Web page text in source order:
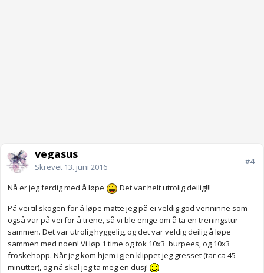
vegasus
Skrevet 13. juni 2016
#4
Nå er jeg ferdig med å løpe
Det var helt utrolig deilig!!!
På vei til skogen for å løpe møtte jeg på ei veldig god venninne som
også var på vei for å trene, så vi ble enige om å ta en treningstur
sammen. Det var utrolig hyggelig, og det var veldig deilig å løpe
sammen med noen! Vi løp 1 time og tok 10x3 burpees, og 10x3
froskehopp. Når jeg kom hjem igjen klippet jeg gresset (tar ca 45
minutter), og nå skal jeg ta meg en dusj!